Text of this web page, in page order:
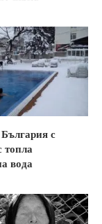
с
топла
вода